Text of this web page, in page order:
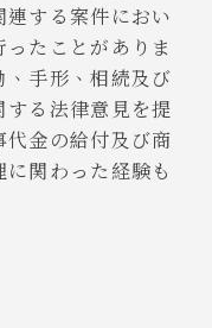
する案件におい
たことがありま
手形、相続及び
する法律意見を提
金の給付及び商
関わった経験も